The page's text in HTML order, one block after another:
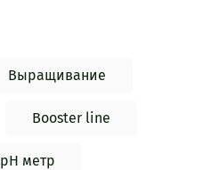
Выращивание
Booster line
pH метр